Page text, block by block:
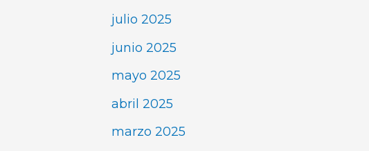
julio 2025
junio 2025
mayo 2025
abril 2025
marzo 2025